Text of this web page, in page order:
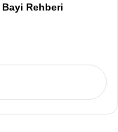
Rehberi